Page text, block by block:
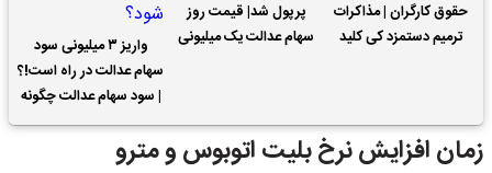
حقوق کارگران | مذاکرات
ترمیم دستمزد کی کلید
پرپول شد| قیمت روز
سهام عدالت یک میلیونی
واریز ۳ میلیونی سود
سهام عدالت در راه است!؟
| سود سهام عدالت چگونه
محاسبه می شود؟
زمان افزایش نرخ بلیت اتوبوس و مترو